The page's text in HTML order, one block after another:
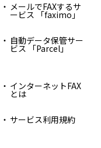
メールでFAXするサ
ービス 「faximo」
自動データ保管サー
ビス 「Parcel」
インターネットFAX
とは
サービス利用規約